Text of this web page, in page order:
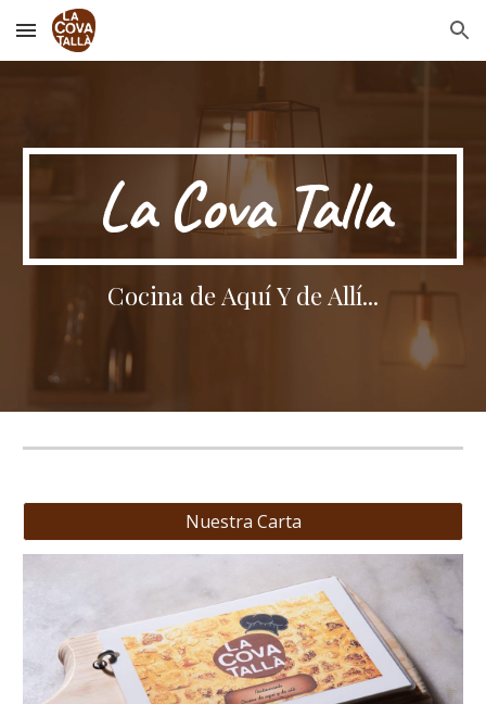
Skip to main content Skip to navigation
La Cova Talla
Cocina de Aquí Y de Allí...
Nuestra Carta